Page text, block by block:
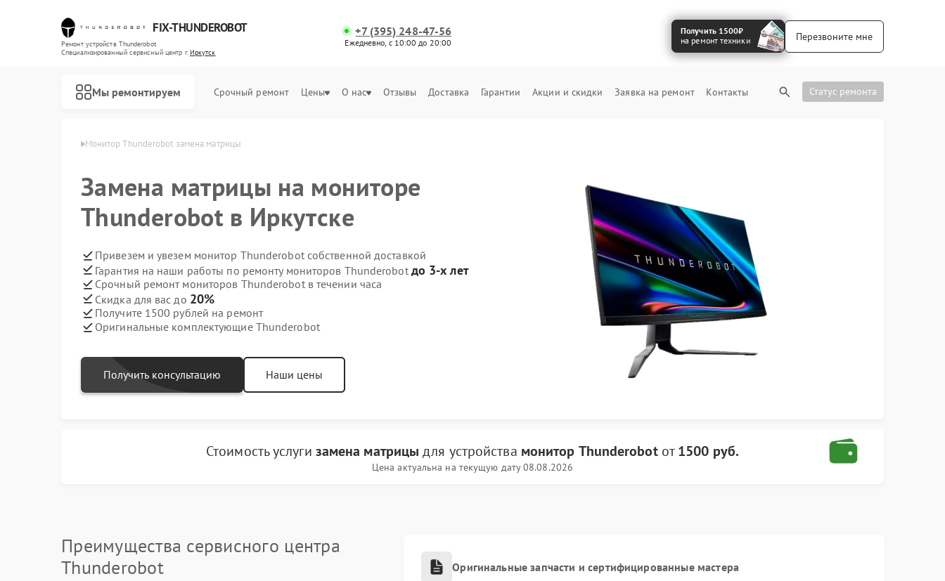
FIX-THUNDEROBOT
Ремонт устройств Thunderobot
Специализированный cервисный центр г.Иркутск
+7 (395) 248-47-56
Ежедневно, с 10:00 до 20:00
Получить 1500₽
на ремонт техники
Перезвоните мне
Мы ремонтируем Срочный ремонт Цены О нас Отзывы Доставка Гарантии Акции и скидки Заявка на ремонт Контакты Статус ремонта
Монитор Thunderobot замена матрицы
Замена матрицы на мониторе
Thunderobot в Иркутске
Привезем и увезем монитор Thunderobot собственной доставкой
Гарантия на наши работы по ремонту мониторов Thunderobot до 3-х лет
Срочный ремонт мониторов Thunderobot в течении часа
Скидка для вас до 20%
Получите 1500 рублей на ремонт
Оригинальные комплектующие Thunderobot
Получить консультацию Наши цены
Стоимость услуги замена матрицы для устройства монитор Thunderobotот1500 руб.
Цена актуальна на текущую дату 08.08.2026
Преимущества сервисного центра
Thunderobot
Оригинальные запчасти и сертифицированные мастера